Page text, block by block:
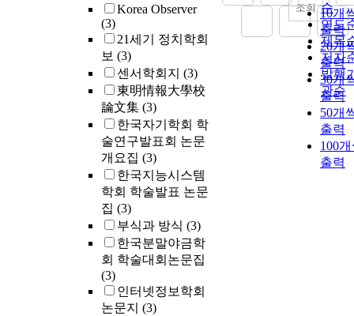
Korea Observer
(3)
21세기 정치학회
보 (3)
센서학회지 (3)
東明情報大學校
論文集 (3)
한국자기학회 학
술연구발표회 논문
개요집 (3)
한국지능시스템
학회 학술발표 논문
집 (3)
부식과 방식 (3)
한국분말야금학
회 학술대회논문집
(3)
인터넷정보학회
논문지 (3)
순
연도
제목
저자
발행
관순
10개
출력
20개
출력
30개
출력
50개
출력
100
출력
조회